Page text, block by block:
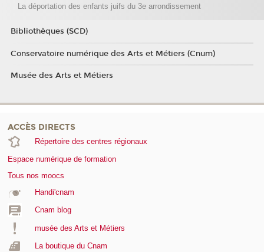
La déportation des enfants juifs du 3e arrondissement
Bibliothèques (SCD)
Conservatoire numérique des Arts et Métiers (Cnum)
Musée des Arts et Métiers
ACCÈS DIRECTS
Répertoire des centres régionaux
Espace numérique de formation
Tous nos moocs
Handi'cnam
Cnam blog
musée des Arts et Métiers
La boutique du Cnam